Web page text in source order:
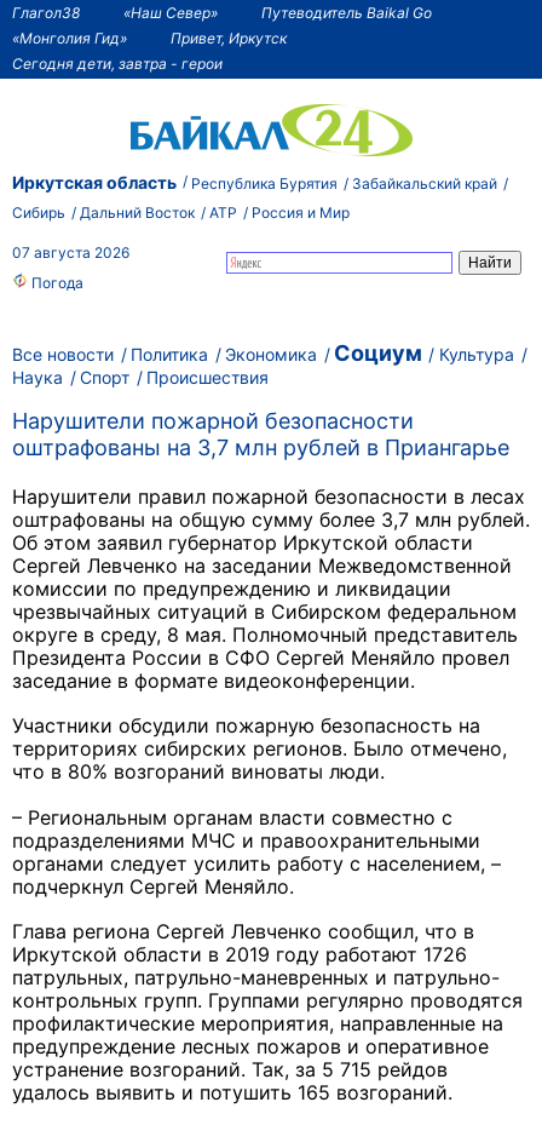
Глагол38 «Наш Север»
Путеводитель Baikal Go
«Монголия Гид»
Привет, Иркутск
Сегодня дети, завтра - герои
Иркутская область Республика Бурятия
Забайкальский край
Сибирь
Дальний Восток АТР Россия и Мир
07 августа 2026
Погода
Все новости Политика Экономика Социум
Культура
Наука
Спорт Происшествия
Нарушители пожарной безопасности
оштрафованы на 3,7 млн рублей в Приангарье
Нарушители правил пожарной безопасности в лесах
оштрафованы на общую сумму более 3,7 млн рублей.
Об этом заявил губернатор Иркутской области
Сергей Левченко на заседании Межведомственной
комиссии по предупреждению и ликвидации
чрезвычайных ситуаций в Сибирском федеральном
округе в среду, 8 мая. Полномочный представитель
Президента России в СФО Сергей Меняйло провел
заседание в формате видеоконференции.
Участники обсудили пожарную безопасность на
территориях сибирских регионов. Было отмечено,
что в 80% возгораний виноваты люди.
– Региональным органам власти совместно с
подразделениями МЧС и правоохранительными
органами следует усилить работу с населением, –
подчеркнул Сергей Меняйло.
Глава региона Сергей Левченко сообщил, что в
Иркутской области в 2019 году работают 1726
патрульных, патрульно-маневренных и патрульно-
контрольных групп. Группами регулярно проводятся
профилактические мероприятия, направленные на
предупреждение лесных пожаров и оперативное
устранение возгораний. Так, за 5 715 рейдов
удалось выявить и потушить 165 возгораний.